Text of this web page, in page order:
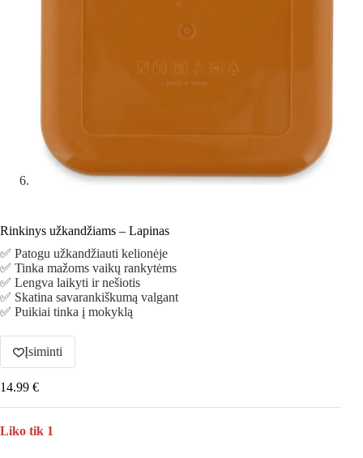
Rinkinys užkandžiams – Lapinas
✅ Patogu užkandžiauti kelionėje
✅ Tinka mažoms vaikų rankytėms
✅ Lengva laikyti ir nešiotis
✅ Skatina savarankiškumą valgant
✅ Puikiai tinka į mokyklą
Įsiminti
14.99 €
Liko tik 1